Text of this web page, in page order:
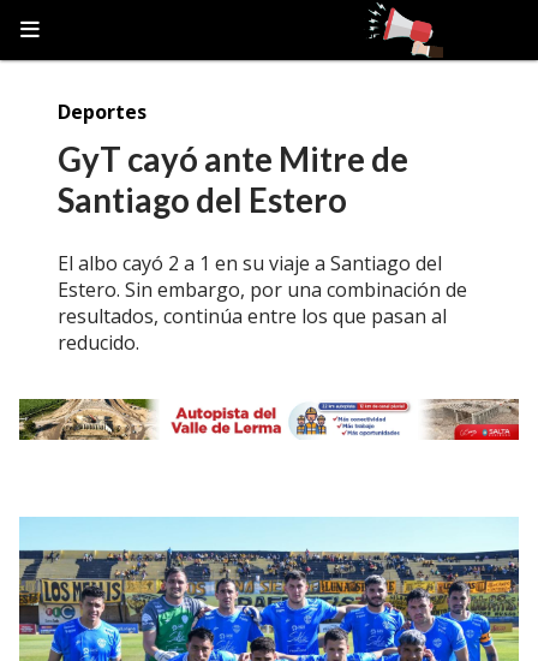
GyT cayó ante Mitre de
Santiago del Estero
El albo cayó 2 a 1 en su viaje a Santiago del
Estero. Sin embargo, por una combinación de
resultados, continúa entre los que pasan al
reducido.
Deportes